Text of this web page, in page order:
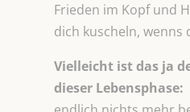
Frieden im Kopf und
dich kuscheln, wenns
Vielleicht ist das ja
dieser Lebensphase: